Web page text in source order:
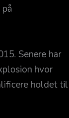
Senere har
hvor
holdet til